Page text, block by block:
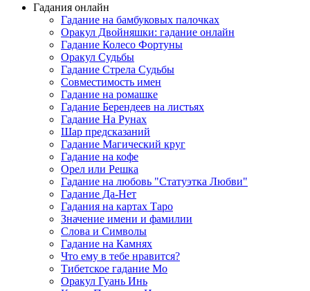
Гадания онлайн
Гадание на бамбуковых палочках
Оракул Двойняшки: гадание онлайн
Гадание Колесо Фортуны
Оракул Судьбы
Гадание Стрела Судьбы
Совместимость имен
Гадание на ромашке
Гадание Берендеев на листьях
Гадание На Рунах
Шар предсказаний
Гадание Магический круг
Гадание на кофе
Орел или Решка
Гадание на любовь "Статуэтка Любви"
Гадание Да-Нет
Гадания на картах Таро
Значение имени и фамилии
Слова и Символы
Гадание на Камнях
Что ему в тебе нравится?
Тибетское гадание Мо
Оракул Гуань Инь